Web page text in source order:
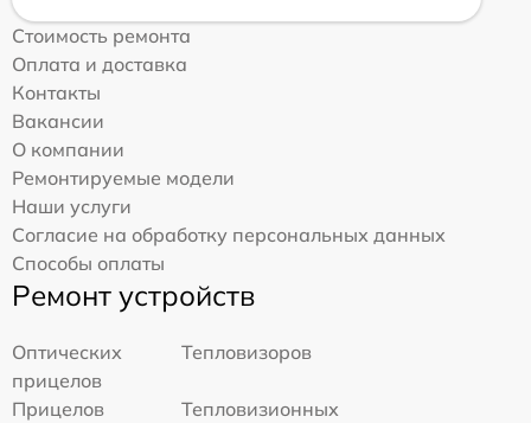
Стоимость ремонта
Оплата и доставка
Контакты
Вакансии
О компании
Ремонтируемые модели
Наши услуги
Согласие на обработку персональных данных
Способы оплаты
Ремонт устройств
Оптических
прицелов
Тепловизоров
Прицелов
Тепловизионных